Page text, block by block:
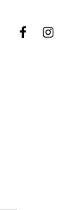
facebook